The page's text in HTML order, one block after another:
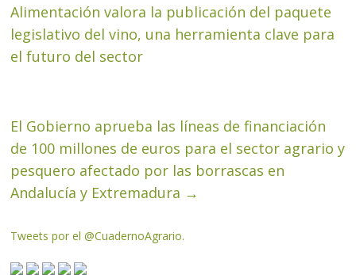
Alimentación valora la publicación del paquete
legislativo del vino, una herramienta clave para
el futuro del sector
El Gobierno aprueba las líneas de financiación
de 100 millones de euros para el sector agrario y
pesquero afectado por las borrascas en
Andalucía y Extremadura →
Tweets por el @CuadernoAgrario.